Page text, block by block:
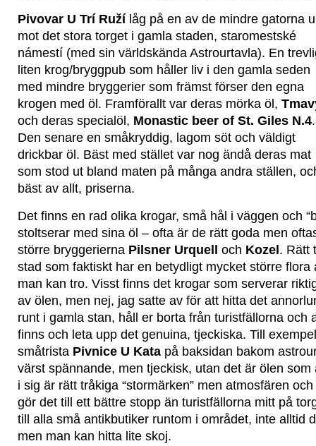
Pivovar U Trí Ruží låg på en av de mindre gatorna
mot det stora torget i gamla staden, staromestské
námestí (med sin världskända Astrourtavla). En
liten krog/bryggpub som håller liv i den gamla seden
med mindre bryggerier som främst förser den egna
krogen med öl. Framförallt var deras mörka öl,
och deras specialöl, Monastic beer of St. Giles N.4.
Den senare en småkryddig, lagom söt och väldigt
drickbar öl. Bäst med stället var nog ändå deras mat
som stod ut bland maten på många andra ställen,
bäst av allt, priserna.
Det finns en rad olika krogar, små hål i väggen och
stoltserar med sina öl – ofta är de rätt goda men
större bryggerierna Pilsner Urquell och Kozel . Rätt
stad som faktiskt har en betydligt mycket större flora
man kan tro. Visst finns det krogar som serverar
av ölen, men nej, jag satte av för att hitta det
runt i gamla stan, håll er borta från turistfällorna och
finns och leta upp det genuina, tjeckiska. Till
småtrista Pivnice U Kata på baksidan bakom
värst spännande, men tjeckisk, utan det är ölen
i sig är rätt tråkiga “stormärken” men atmosfären
gör det till ett bättre stopp än turistfällorna mitt på
till alla små antikbutiker runtom i området, inte alltid
men man kan hitta lite skoj.